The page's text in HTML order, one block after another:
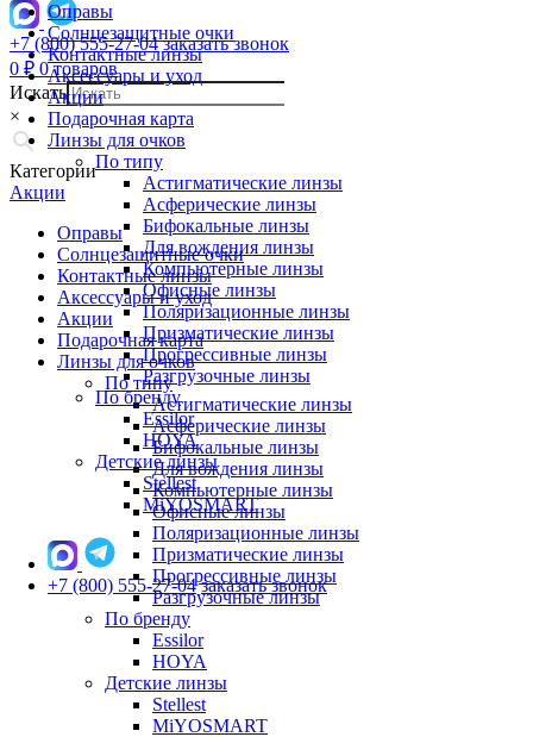
+7 (800) 555-27-04 заказать звонок
0 ₽ 0 товаров
Искать
×
Категории
Акции
Оправы
Солнцезащитные очки
Контактные линзы
Аксессуары и уход
Акции
Подарочная карта
Линзы для очков
По типу
Астигматические линзы
Асферические линзы
Бифокальные линзы
Для вождения линзы
Компьютерные линзы
Офисные линзы
Поляризационные линзы
Призматические линзы
Прогрессивные линзы
Разгрузочные линзы
По бренду
Essilor
HOYA
Детские линзы
Stellest
MiYOSMART
Оправы
Солнцезащитные очки
Контактные линзы
Аксессуары и уход
Акции
Подарочная карта
Линзы для очков
По типу
Астигматические линзы
Асферические линзы
Бифокальные линзы
Для вождения линзы
Компьютерные линзы
Офисные линзы
Поляризационные линзы
Призматические линзы
Прогрессивные линзы
Разгрузочные линзы
По бренду
Essilor
HOYA
Детские линзы
Stellest
MiYOSMART
+7 (800) 555-27-04 заказать звонок